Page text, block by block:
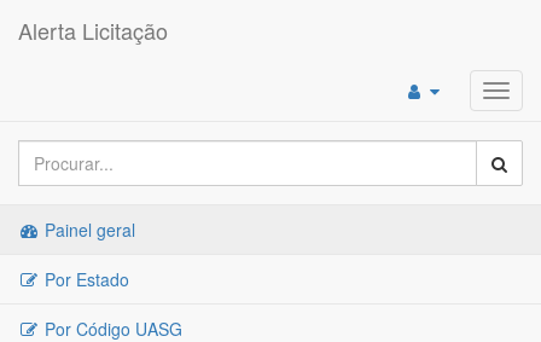
Alerta Licitação
Painel geral
Por Estado
Por Código UASG